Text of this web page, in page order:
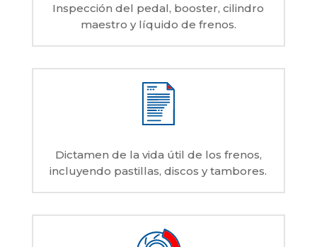
Inspección del pedal, booster, cilindro
maestro y líquido de frenos.
Dictamen de la vida útil de los frenos,
incluyendo pastillas, discos y tambores.